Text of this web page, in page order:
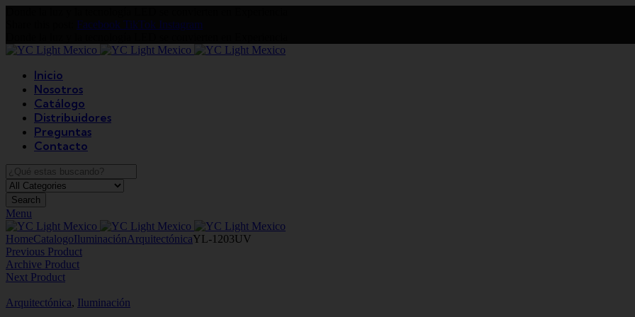
Facebook TikTok Instagram
Inicio
Nosotros
Catálogo
Distribuidores
Preguntas
Contacto
Search
Menu
HomeCatalogoIluminaciónArquitectónicaYL-1203UV
Previous Product
Archive Product
Next Product
Arquitectónica, Iluminación